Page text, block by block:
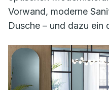
Vorwand, moderne
Dusche – und dazu ein